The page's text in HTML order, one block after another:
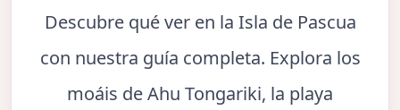
Descubre qué ver en la Isla de Pascua
con nuestra guía completa. Explora los
moáis de Ahu Tongariki, la playa